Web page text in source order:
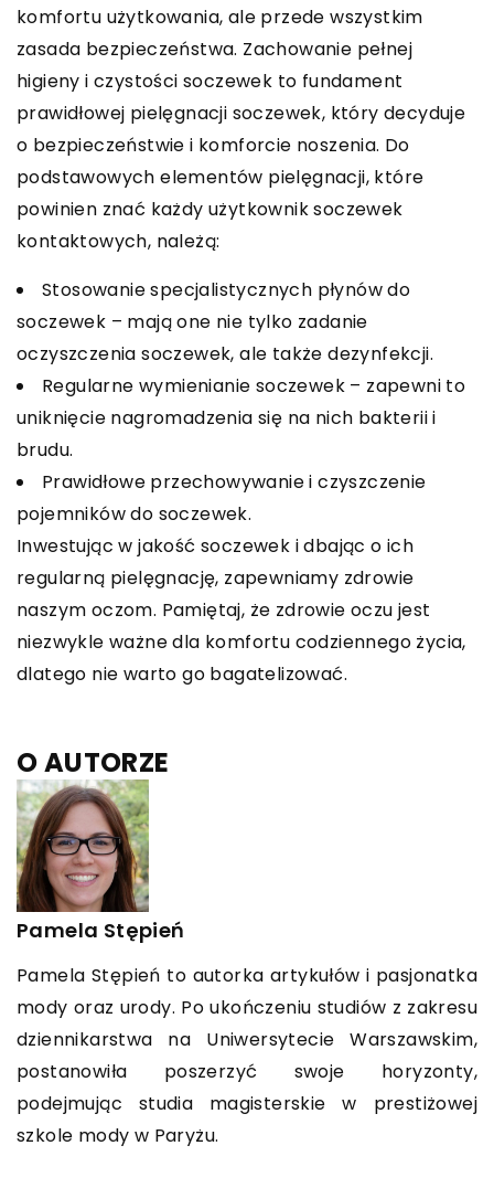
komfortu użytkowania, ale przede wszystkim
zasada bezpieczeństwa. Zachowanie pełnej
higieny i czystości soczewek to fundament
prawidłowej pielęgnacji soczewek, który decyduje
o bezpieczeństwie i komforcie noszenia. Do
podstawowych elementów pielęgnacji, które
powinien znać każdy użytkownik soczewek
kontaktowych, należą:
Stosowanie specjalistycznych płynów do
soczewek – mają one nie tylko zadanie
oczyszczenia soczewek, ale także dezynfekcji.
Regularne wymienianie soczewek – zapewni to
uniknięcie nagromadzenia się na nich bakterii i
brudu.
Prawidłowe przechowywanie i czyszczenie
pojemników do soczewek.
Inwestując w jakość soczewek i dbając o ich
regularną pielęgnację, zapewniamy zdrowie
naszym oczom. Pamiętaj, że zdrowie oczu jest
niezwykle ważne dla komfortu codziennego życia,
dlatego nie warto go bagatelizować.
O AUTORZE
Pamela Stępień
Pamela Stępień to autorka artykułów i pasjonatka
mody oraz urody. Po ukończeniu studiów z zakresu
dziennikarstwa na Uniwersytecie Warszawskim,
postanowiła poszerzyć swoje horyzonty,
podejmując studia magisterskie w prestiżowej
szkole mody w Paryżu.